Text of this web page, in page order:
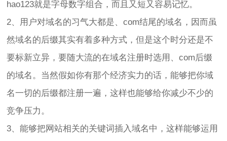
hao123就是字母数字组合，而且又短又容易记忆。
2、用户对域名的习气大都是、com结尾的域名，因而虽
然域名的后缀其实有着多种方式，但是这个时分还是不
要标新立异，要随大流的在域名注册时选用、com后缀
的域名。当然假如你有那个经济实力的话，能够把你域
名一切的后缀都注册一遍，这样也能够给你减少不少的
竞争压力。
3、能够把网站相关的关键词插入域名中，这样能够运用